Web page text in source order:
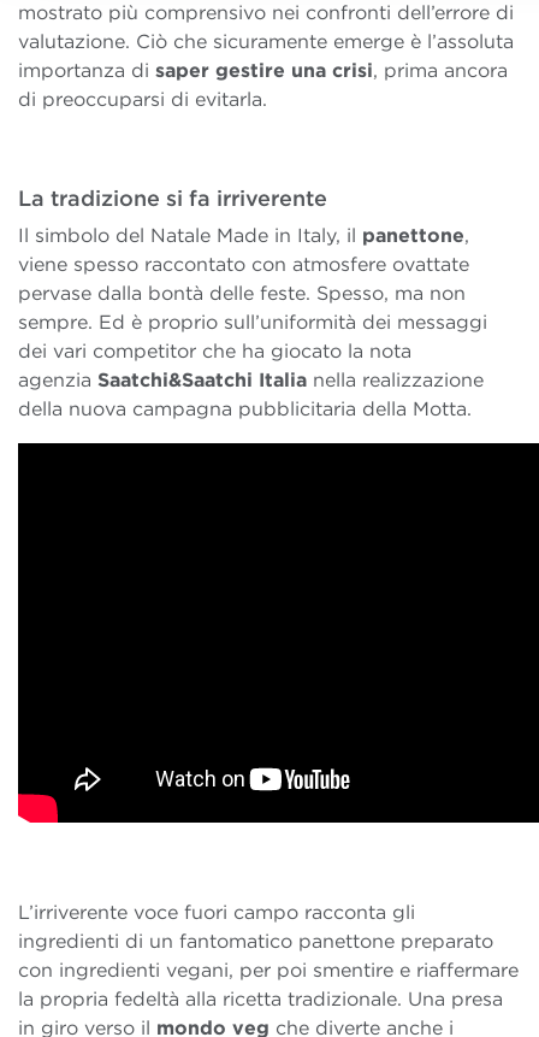
mostrato più comprensivo nei confronti dell’errore di
valutazione. Ciò che sicuramente emerge è l’assoluta
importanza di saper gestire una crisi, prima ancora
di preoccuparsi di evitarla.
La tradizione si fa irriverente
Il simbolo del Natale Made in Italy, il panettone,
viene spesso raccontato con atmosfere ovattate
pervase dalla bontà delle feste. Spesso, ma non
sempre. Ed è proprio sull’uniformità dei messaggi
dei vari competitor che ha giocato la nota
agenzia Saatchi&Saatchi Italia nella realizzazione
della nuova campagna pubblicitaria della Motta.
L’irriverente voce fuori campo racconta gli
ingredienti di un fantomatico panettone preparato
con ingredienti vegani, per poi smentire e riaffermare
la propria fedeltà alla ricetta tradizionale. Una presa
in giro verso il mondo veg che diverte anche i